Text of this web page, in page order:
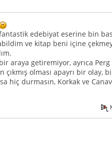
edebiyat eserine bin
ve kitap beni içine
araya getiremiyor, ayrıca Perg
olması apayrı bir olay,
hiç durmasın, Korkak ve